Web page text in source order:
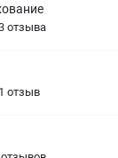
отзыва
отзыв